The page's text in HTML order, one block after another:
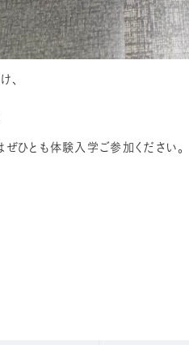
、
ひとも体験入学ご参加ください。